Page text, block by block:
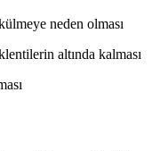
neden olması
altında kalması